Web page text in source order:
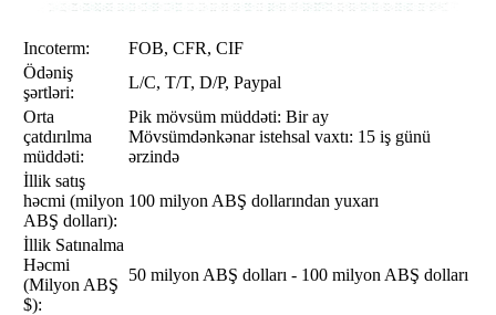
Incoterm:
FOB, CFR, CIF
Ödəniş
şərtləri:
L/C, T/T, D/P, Paypal
Orta
çatdırılma
müddəti:
Pik mövsüm müddəti: Bir ay
Mövsümdənkənar istehsal vaxtı: 15 iş günü
ərzində
İllik satış
həcmi (milyon
ABŞ dolları):
100 milyon ABŞ dollarından yuxarı
İllik Satınalma
Həcmi
(Milyon ABŞ
$):
50 milyon ABŞ dolları - 100 milyon ABŞ dolları